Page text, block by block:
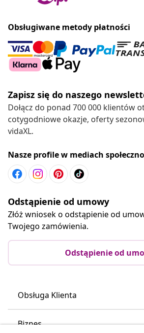
Obsługiwane metody płatności
Zapisz się do naszego
Dołącz do ponad 700 000 klientów
cotygodniowe okazje, oferty
vidaXL.
Nasze profile w mediach
Odstąpienie od umowy
Złóż wniosek o odstąpienie od
Twojego zamówienia.
Odstąpienie od
Obsługa Klienta
Biznes